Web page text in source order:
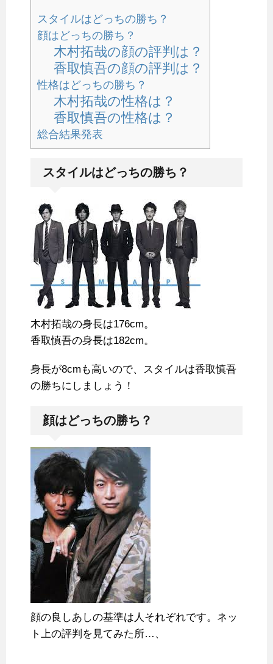
スタイルはどっちの勝ち？
顔はどっちの勝ち？
木村拓哉の顔の評判は？
香取慎吾の顔の評判は？
性格はどっちの勝ち？
木村拓哉の性格は？
香取慎吾の性格は？
総合結果発表
スタイルはどっちの勝ち？
木村拓哉の身長は176cm。
香取慎吾の身長は182cm。
身長が8cmも高いので、スタイルは香取慎吾
の勝ちにしましょう！
顔はどっちの勝ち？
顔の良しあしの基準は人それぞれです。ネッ
ト上の評判を見てみた所…、